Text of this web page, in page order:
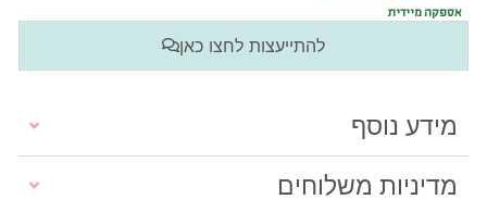
אספקה מיידית
להתייעצות לחצו כאן
מידע נוסף
מדיניות משלוחים